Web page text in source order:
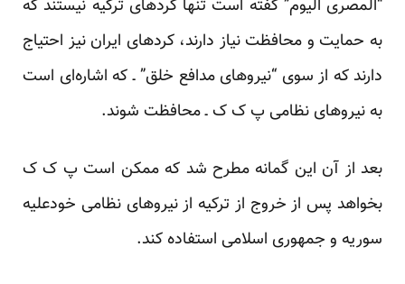
“المصری الیوم” گفته است تنها کردهای ترکیه نیستند که
به حمایت و محافظت نیاز دارند، کردهای ایران نیز احتیاج
دارند که از سوی “نیروهای مدافع خلق” ـ که اشاره‌ای است
به نیروهای نظامی پ ک ک ـ محافظت شوند.
بعد از آن این گمانه مطرح شد که ممکن است پ ک ک
بخواهد پس از خروج از ترکیه از نیروهای نظامی خودعلیه
سوریه و جمهوری اسلامی استفاده کند.